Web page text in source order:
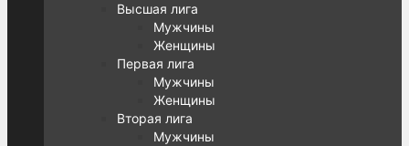
Высшая лига
Мужчины
Женщины
Первая лига
Мужчины
Женщины
Вторая лига
Мужчины